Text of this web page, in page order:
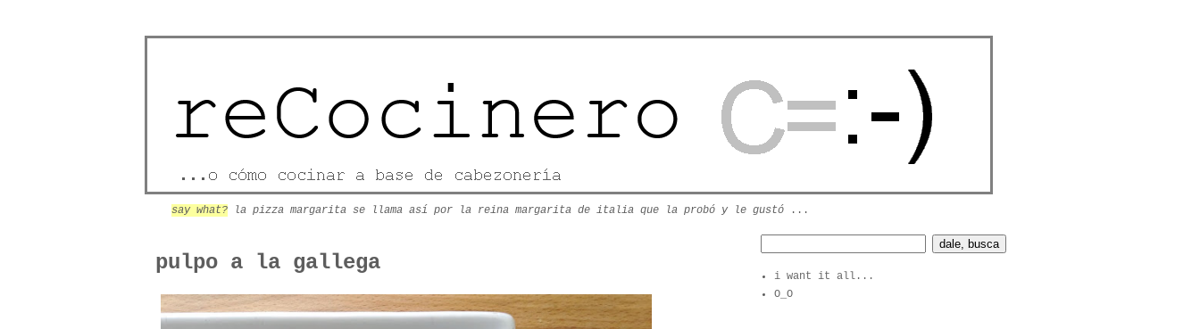
say what? la pizza margarita se llama así por la reina margarita de italia que la probó y le gustó ...
pulpo a la gallega
i want it all...
O_O